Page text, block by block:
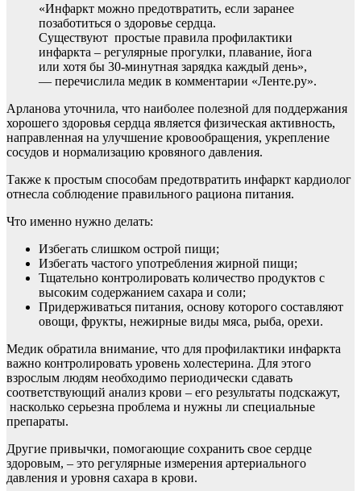
«Инфаркт можно предотвратить, если заранее
позаботиться о здоровье сердца.
Существуют простые правила профилактики
инфаркта – регулярные прогулки, плавание, йога
или хотя бы 30-минутная зарядка каждый день»,
— перечислила медик в комментарии «Ленте.ру».
Арланова уточнила, что наиболее полезной для поддержания
хорошего здоровья сердца является физическая активность,
направленная на улучшение кровообращения, укрепление
сосудов и нормализацию кровяного давления.
Также к простым способам предотвратить инфаркт кардиолог
отнесла соблюдение правильного рациона питания.
Что именно нужно делать:
Избегать слишком острой пищи;
Избегать частого употребления жирной пищи;
Тщательно контролировать количество продуктов с
высоким содержанием сахара и соли;
Придерживаться питания, основу которого составляют
овощи, фрукты, нежирные виды мяса, рыба, орехи.
Медик обратила внимание, что для профилактики инфаркта
важно контролировать уровень холестерина. Для этого
взрослым людям необходимо периодически сдавать
соответствующий анализ крови – его результаты подскажут,
насколько серьезна проблема и нужны ли специальные
препараты.
Другие привычки, помогающие сохранить свое сердце
здоровым, – это регулярные измерения артериального
давления и уровня сахара в крови.